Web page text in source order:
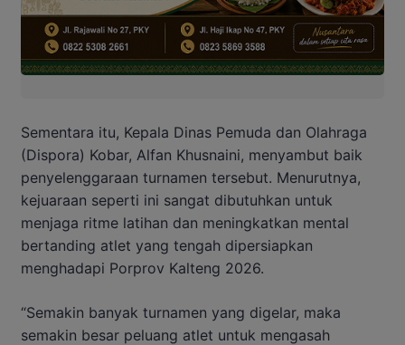
Sementara itu, Kepala Dinas Pemuda dan Olahraga
(Dispora) Kobar, Alfan Khusnaini, menyambut baik
penyelenggaraan turnamen tersebut. Menurutnya,
kejuaraan seperti ini sangat dibutuhkan untuk
menjaga ritme latihan dan meningkatkan mental
bertanding atlet yang tengah dipersiapkan
menghadapi Porprov Kalteng 2026.
“Semakin banyak turnamen yang digelar, maka
semakin besar peluang atlet untuk mengasah